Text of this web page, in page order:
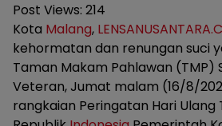
Post Views: 214
Kota Malang,
kehormatan dan renungan suci
Taman Makam Pahlawan (TMP)
Veteran, Jumat malam (16/8/
rangkaian Peringatan Hari Ulang